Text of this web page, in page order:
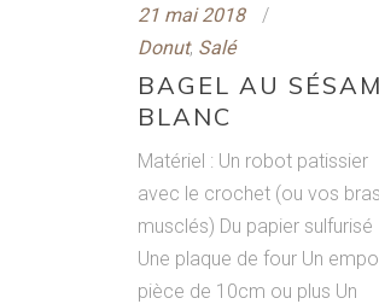
21 mai 2018
Donut, Salé
BAGEL AU
BLANC
Matériel : Un robot patissier
avec le crochet (ou vos bras
musclés) Du papier sulfurisé
Une plaque de four Un
pièce de 10cm ou plus Un